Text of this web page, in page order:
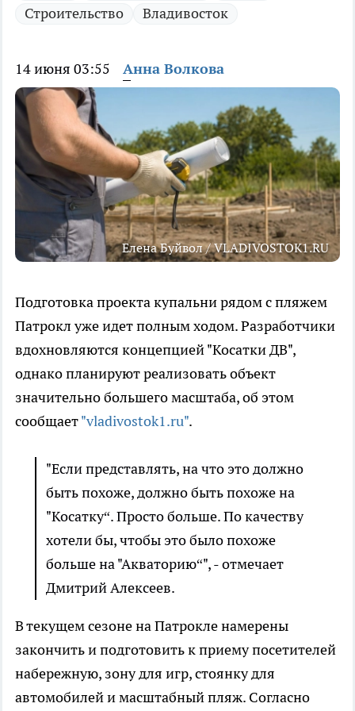
Строительство
Владивосток
14 июня 03:55 Анна Волкова
Елена Буйвол / VLADIVOSTOK1.RU
Подготовка проекта купальни рядом с пляжем
Патрокл уже идет полным ходом. Разработчики
вдохновляются концепцией "Косатки ДВ",
однако планируют реализовать объект
значительно большего масштаба, об этом
сообщает"vladivostok1.ru".
"Если представлять, на что это должно
быть похоже, должно быть похоже на
"Косатку“. Просто больше. По качеству
хотели бы, чтобы это было похоже
больше на "Акваторию“", - отмечает
Дмитрий Алексеев.
В текущем сезоне на Патрокле намерены
закончить и подготовить к приему посетителей
набережную, зону для игр, стоянку для
автомобилей и масштабный пляж. Согласно